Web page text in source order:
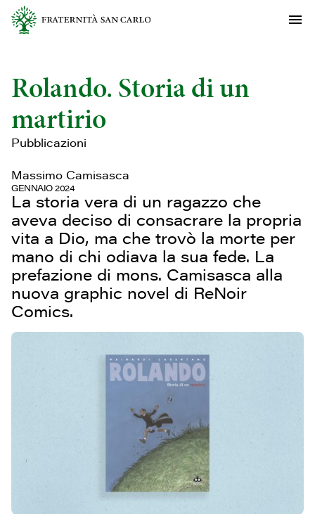
Rolando. Storia di un
martirio
Pubblicazioni
Massimo Camisasca
GENNAIO 2024
La storia vera di un ragazzo che
aveva deciso di consacrare la propria
vita a Dio, ma che trovò la morte per
mano di chi odiava la sua fede. La
prefazione di mons. Camisasca alla
nuova graphic novel di ReNoir
Comics.